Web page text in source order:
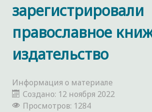
зарегистрировали
православное
издательство
Информация о материале
Создано: 12 ноября 2022
Просмотров: 1284